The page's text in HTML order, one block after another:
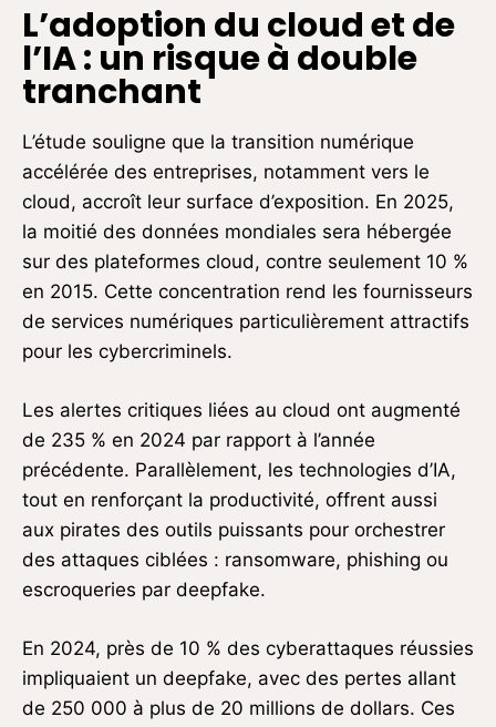
L’adoption du cloud et de
l’IA : un risque à double
tranchant
L’étude souligne que la transition numérique
accélérée des entreprises, notamment vers le
cloud, accroît leur surface d’exposition. En 2025,
la moitié des données mondiales sera hébergée
sur des plateformes cloud, contre seulement 10 %
en 2015. Cette concentration rend les fournisseurs
de services numériques particulièrement attractifs
pour les cybercriminels.
Les alertes critiques liées au cloud ont augmenté
de 235 % en 2024 par rapport à l’année
précédente. Parallèlement, les technologies d’IA,
tout en renforçant la productivité, offrent aussi
aux pirates des outils puissants pour orchestrer
des attaques ciblées : ransomware, phishing ou
escroqueries par deepfake.
En 2024, près de 10 % des cyberattaques réussies
impliquaient un deepfake, avec des pertes allant
de 250 000 à plus de 20 millions de dollars. Ces